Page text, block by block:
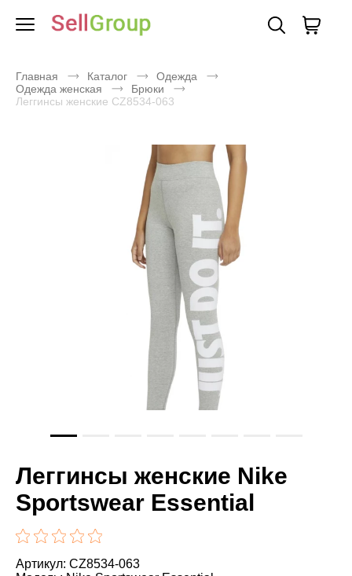
Главная Каталог
Одежда
Одежда женская
Брюки
Леггинсы женские CZ8534-063
Леггинсы женские Nike
Sportswear Essential
Артикул: CZ8534-063